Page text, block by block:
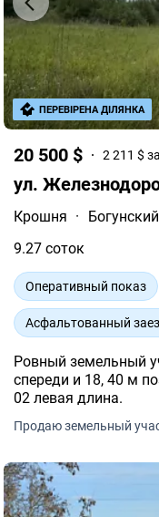
20 500 $ 2 211 $
ул.
Крошня · Богунский
9.27 соток
Оперативный показ
Асфальтованный
Ровный земельный
спереди и 18, 40 м
02 левая длина.
Продаю земельный
ПЕРЕВІРЕНА ДІЛЯНКА